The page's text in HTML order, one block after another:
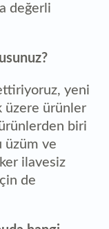
değerli
yeni
üzere ürünler
biri
üzüm ve
ilavesiz
de